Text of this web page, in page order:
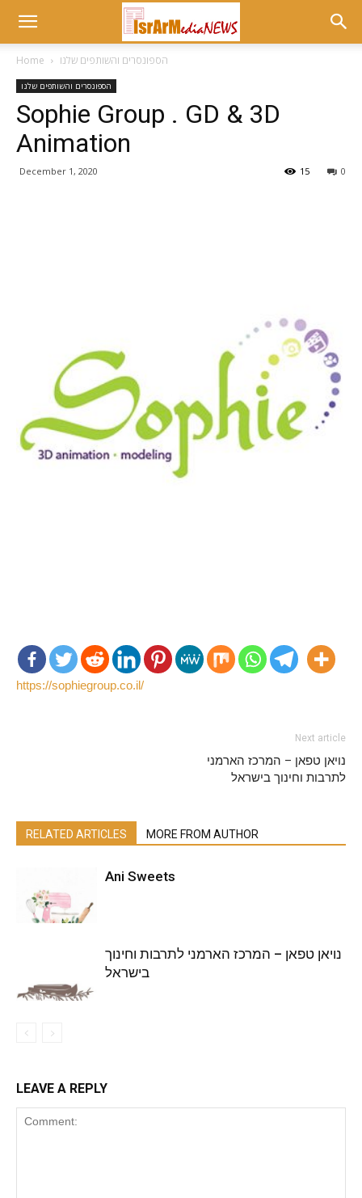
Home הספונסרים והשותפים שלנו
הספונסרים והשותפים שלנו
Sophie Group . GD & 3D
Animation
December 1, 2020 0
15
https://sophiegroup.co.il/
Next article
נויאן טפאן – המרכז הארמני
לתרבות וחינוך בישראל
RELATED ARTICLES MORE FROM AUTHOR
Ani Sweets
נויאן טפאן – המרכז הארמני לתרבות וחינוך
בישראל
LEAVE A REPLY